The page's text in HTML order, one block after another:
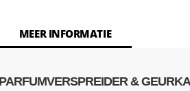
&
MEER INFORMATIE